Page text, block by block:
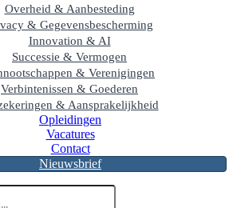
Overheid & Aanbesteding
& Gegevensbescherming
Innovation & AI
Successie & Vermogen
& Verenigingen
Verbintenissen & Goederen
& Aansprakelijkheid
Opleidingen
Vacatures
Contact
Nieuwsbrief